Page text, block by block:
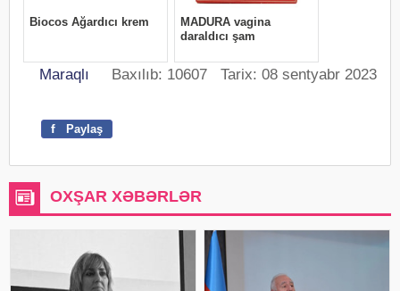
Maraqlı Baxılıb: 10607 Tarix: 08 sentyabr 2023
f Paylaş
OXŞAR XƏBƏRLƏR